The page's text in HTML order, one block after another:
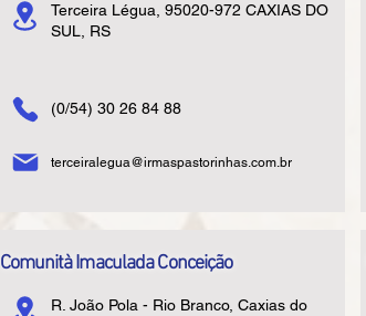
Terceira Légua, 95020-972 CAXIAS DO
SUL, RS
(0/54) 30 26 84 88
terceiralegua@irmaspastorinhas.com.br
Comunità Imaculada Conceição
R. João Pola - Rio Branco, Caxias do